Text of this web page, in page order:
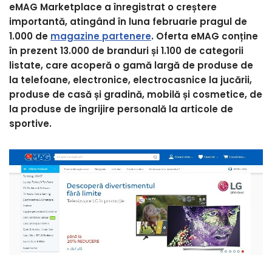
eMAG Marketplace a înregistrat o creștere
importantă, atingând în luna februarie pragul de
1.000 de magazine partenere. Oferta eMAG conține
în prezent 13.000 de branduri și 1.100 de categorii
listate, care acoperă o gamă largă de produse de
la telefoane, electronice, electrocasnice la jucării,
produse de casă și gradină, mobilă și cosmetice, de
la produse de îngrijire personală la articole de
sportive.